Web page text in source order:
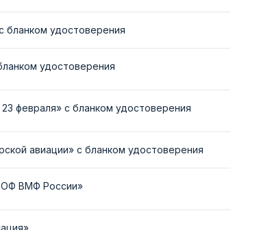
бланком удостоверения
удостоверения
февраля» с бланком удостоверения
авиации» с бланком удостоверения
ВМФ России»